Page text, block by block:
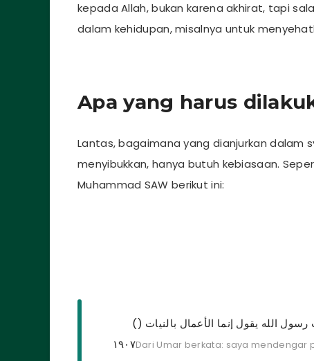
kepada Allah, bukan karena akhirat, tapi
dalam kehidupan, misalnya untuk
Apa yang harus
Lantas, bagaimana yang dianjurkan dalam
menyibukkan, hanya butuh kebiasaan.
Muhammad SAW berikut ini:
(عن عمر ابن الخطاب رضي الله عنه قال سمعت رسول الله يقول إنما الأعمال بالنيات (
١٩٠٧Dari Umar berkata: saya mendengar